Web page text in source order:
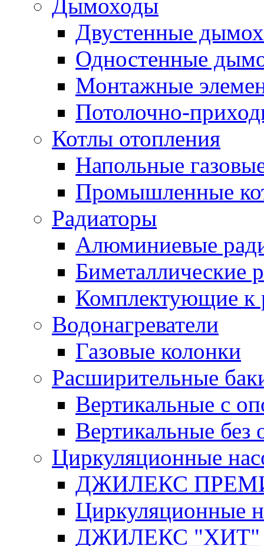
Дымоходы
Двустенные
Одностенные
Монтажные
Потолочно-
Котлы отопления
Напольные
Промышленные
Радиаторы
Алюминиевые
Биметаллические
Комплектующие к
Водонагреватели
Газовые колонки
Расширительные
Вертикальные с
Вертикальные без
Циркуляционные
ДЖИЛЕКС
Циркуляционные
ДЖИЛЕКС "ХИТ"